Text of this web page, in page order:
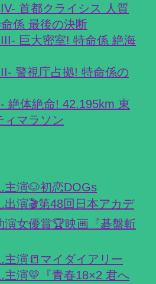
首都クライシス 人質
係 最後の決断
巨大密室! 特命係 絶海
警視庁占拠! 特命係の
絶体絶命! 42.195km 東
ィマラソン
主演🐶初恋DOGs
出演🎬第48回日本アカデ
演女優賞🏆映画『碁盤斬
主演📒マイダイアリー
主演💛『青春18×2 君へ